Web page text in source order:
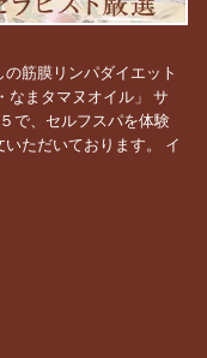
筋膜リンパダイエット
なまタマヌオイル」 サ
で、セルフスパを体験
ただいております。 イ